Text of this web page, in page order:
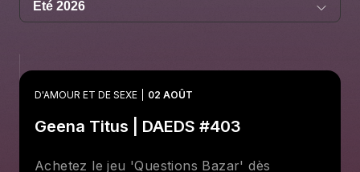
D'AMOUR ET DE SEXE 02 AOÛT
Geena Titus | DAEDS #403
Achetez le jeu 'Questions Bazar' dès